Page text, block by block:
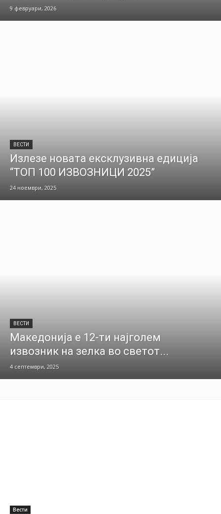
9 февруари, 2026
ВЕСТИ
Излезе новата ексклузивна едиција
“ТОП 100 ИЗВОЗНИЦИ 2025”
24 ноември, 2025
ВЕСТИ
Македонија е 12-ти најголем
извозник на зелка во светот...
4 септември, 2025
Вести